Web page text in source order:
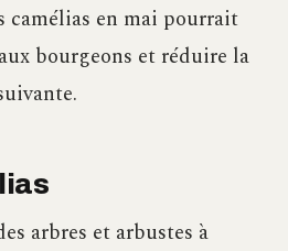
camélias en mai pourrait
bourgeons et réduire la
arbres et arbustes à